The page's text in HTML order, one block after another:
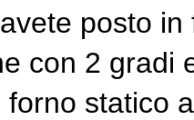
posto
con 2 gradi
forno statico